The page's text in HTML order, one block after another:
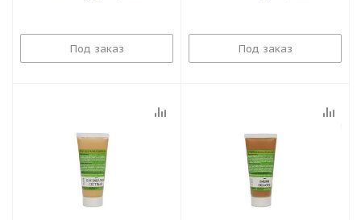
Под заказ Под заказ